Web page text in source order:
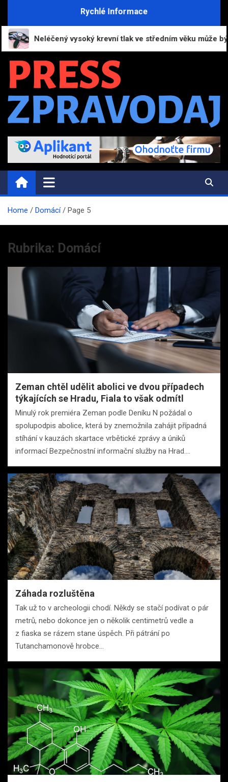
content
Rychlé Informace
Neléčený vysoký krevní tlak ve středním věku může být
PRESS-ZPRAVODAJ.CZ
Informační portál | Press zpravodajství
Home Domácí Page 5
Rubrika: Domácí
Zeman chtěl udělit abolici ve dvou případech
týkajících se Hradu, Fiala to však odmítl
Minulý rok premiéra Zeman podle Deníku N požádal o
spolupodpis abolice, která by znemožnila zahájit případná
stíhání v kauzách skartace vrbětické zprávy a úniků
informací Bezpečnostní informační služby na Hrad.…
Záhada rozluštěna
Tak už to v archeologii chodí. Někdy se stačí podívat o pár
metrů, nebo dokonce jen o několik centimetrů vedle a
z fiaska se rázem stane úspěch. Při pátrání po
Tutanchamonově hrobce…